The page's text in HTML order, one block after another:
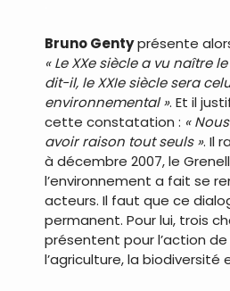
Bruno Gentyprésente
« Le XXe siècle a vu naître
dit-il, le XXIe siècle sera
environnemental ». Et il
cette constatation : «
avoir raison tout seuls ». Il
à décembre 2007, le
l’environnement a fait se
acteurs. Il faut que ce
permanent. Pour lui, trois
présentent pour l’action de
l’agriculture, la biodiversité